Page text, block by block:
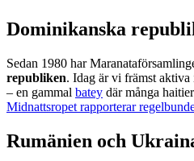
Dominikanska
Sedan 1980 har
republiken. Idag är vi främst aktiva
– en gammal batey där många
Midnattsropet rapporterar
Rumänien och